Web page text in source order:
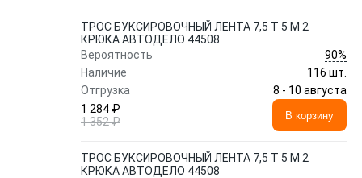
ТРОС БУКСИРОВОЧНЫЙ ЛЕНТА 7,5 Т 5 М 2
КРЮКА АВТОДЕЛО 44508
Вероятность
90%
Наличие
116 шт.
Отгрузка
8 - 10 августа
1 284 ₽
1 352 ₽
В корзину
ТРОС БУКСИРОВОЧНЫЙ ЛЕНТА 7,5 Т 5 М 2
КРЮКА АВТОДЕЛО 44508